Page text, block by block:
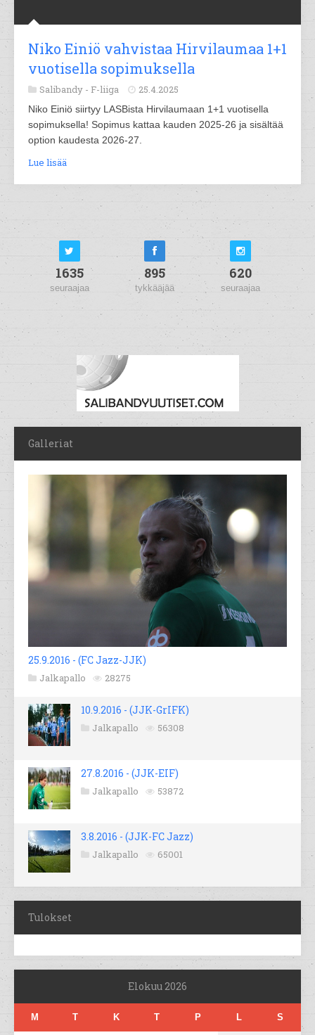
Niko Einiö vahvistaa Hirvilaumaa 1+1
vuotisella sopimuksella
Salibandy - F-liiga 25.4.2025
Niko Einiö siirtyy LASBista Hirvilaumaan 1+1 vuotisella
sopimuksella! Sopimus kattaa kauden 2025-26 ja sisältää
option kaudesta 2026-27.
Lue lisää
1635
seuraajaa
895
tykkääjää
620
seuraajaa
Galleriat
25.9.2016 - (FC Jazz-JJK)
Jalkapallo 28275
10.9.2016 - (JJK-GrIFK)
Jalkapallo 56308
27.8.2016 - (JJK-EIF)
Jalkapallo 53872
3.8.2016 - (JJK-FC Jazz)
Jalkapallo 65001
Tulokset
Elokuu 2026
M T K T P L S